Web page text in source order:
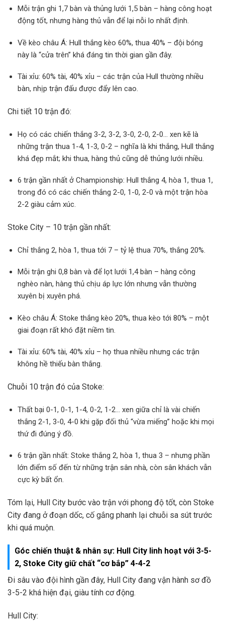
Mỗi trận ghi 1,7 bàn và thủng lưới 1,5 bàn – hàng công hoạt
động tốt, nhưng hàng thủ vẫn để lại nỗi lo nhất định.
Về kèo châu Á: Hull thắng kèo 60%, thua 40% – đội bóng
này là “cửa trên” khá đáng tin thời gian gần đây.
Tài xỉu: 60% tài, 40% xỉu – các trận của Hull thường nhiều
bàn, nhịp trận đấu được đẩy lên cao.
Chi tiết 10 trận đó:
Họ có các chiến thắng 3-2, 3-2, 3-0, 2-0, 2-0… xen kẽ là
những trận thua 1-4, 1-3, 0-2 – nghĩa là khi thắng, Hull thắng
khá đẹp mắt; khi thua, hàng thủ cũng dễ thủng lưới nhiều.
6 trận gần nhất ở Championship: Hull thắng 4, hòa 1, thua 1,
trong đó có các chiến thắng 2-0, 1-0, 2-0 và một trận hòa
2-2 giàu cảm xúc.
Stoke City – 10 trận gần nhất:
Chỉ thắng 2, hòa 1, thua tới 7 – tỷ lệ thua 70%, thắng 20%.
Mỗi trận ghi 0,8 bàn và để lọt lưới 1,4 bàn – hàng công
nghèo nàn, hàng thủ chịu áp lực lớn nhưng vẫn thường
xuyên bị xuyên phá.
Kèo châu Á: Stoke thắng kèo 20%, thua kèo tới 80% – một
giai đoạn rất khó đặt niềm tin.
Tài xỉu: 60% tài, 40% xỉu – họ thua nhiều nhưng các trận
không hề thiếu bàn thắng.
Chuỗi 10 trận đó của Stoke:
Thất bại 0-1, 0-1, 1-4, 0-2, 1-2… xen giữa chỉ là vài chiến
thắng 2-1, 3-0, 4-0 khi gặp đối thủ “vừa miếng” hoặc khi mọi
thứ đi đúng ý đồ.
6 trận gần nhất: Stoke thắng 2, hòa 1, thua 3 – nhưng phần
lớn điểm số đến từ những trận sân nhà, còn sân khách vẫn
cực kỳ bất ổn.
Tóm lại, Hull City bước vào trận với phong độ tốt, còn Stoke
City đang ở đoạn dốc, cố gắng phanh lại chuỗi sa sút trước
khi quá muộn.
Góc chiến thuật & nhân sự: Hull City linh hoạt với 3-5-
2, Stoke City giữ chất “cơ bắp” 4-4-2
Đi sâu vào đội hình gần đây, Hull City đang vận hành sơ đồ
3-5-2 khá hiện đại, giàu tính cơ động.
Hull City: